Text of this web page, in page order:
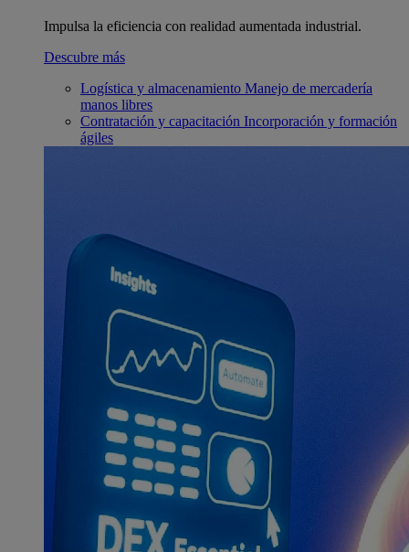
Impulsa la eficiencia con realidad aumentada industrial.
Descubre más
Logística y almacenamiento Manejo de mercadería
manos libres
Contratación y capacitación Incorporación y formación
ágiles